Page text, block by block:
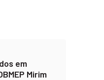
em
Mirim